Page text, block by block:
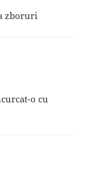
zboruri
o cu